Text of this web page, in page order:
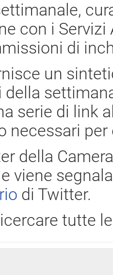
con i
di
un
serie di link
necessari
della
viene
di Twitter.
tutte